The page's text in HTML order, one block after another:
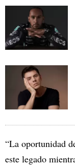
“La oportunidad
este legado